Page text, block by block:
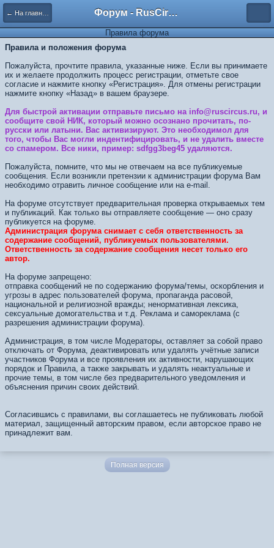
← На главную Форум - RusCircus.ru
Правила форума
Правила и положения форума
Пожалуйста, прочтите правила, указанные ниже. Если вы принимаете
их и желаете продолжить процесс регистрации, отметьте свое
согласие и нажмите кнопку «Регистрация». Для отмены регистрации
нажмите кнопку «Назад» в вашем браузере.
Для быстрой активации отправьте письмо на info@ruscircus.ru, и
сообщите свой НИК, который можно осознано прочитать, по-
русски или латыни. Вас активизируют. Это необходимол для
того, чтобы Вас могли индентифицировать, и не удалить вместе
со спамером. Все ники, пример: sdfgg3beg45 удаляются.
Пожалуйста, помните, что мы не отвечаем на все публикуемые
сообщения. Если возникли претензии к администрации форума Вам
необходимо отравить личное сообщение или на e-mail.
На форуме отсутствует предварительная проверка открываемых тем
и публикаций. Как только вы отправляете сообщение — оно сразу
публикуется на форуме.
Администрация форума снимает с себя ответственность за
содержание сообщений, публикуемых пользователями.
Ответственность за содержание сообщения несет только его
автор.
На форуме запрещено:
отправка сообщений не по содержанию форума/темы, оскорбления и
угрозы в адрес пользователей форума, пропаганда расовой,
национальной и религиозной вражды; ненормативная лексика,
сексуальные домогательства и т.д. Реклама и самореклама (с
разрешения администрации форума).
Администрация, в том числе Модераторы, оставляет за собой право
отключать от Форума, деактивировать или удалять учётные записи
участников Форума и все проявления их активности, нарушающих
порядок и Правила, а также закрывать и удалять неактуальные и
прочие темы, в том числе без предварительного уведомления и
объяснения причин своих действий.
Согласившись с правилами, вы соглашаетесь не публиковать любой
материал, защищенный авторским правом, если авторское право не
принадлежит вам.
Полная версия